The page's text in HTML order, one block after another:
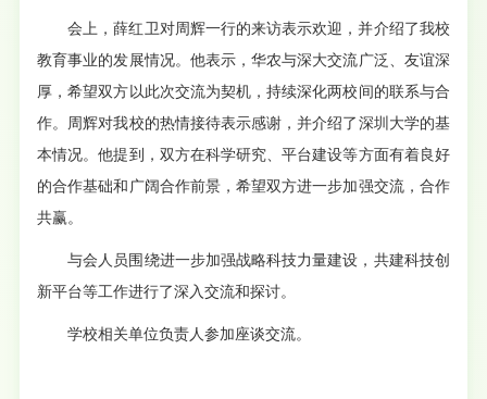
会上，薛红卫对周辉一行的来访表示欢迎，并介绍了我校
教育事业的发展情况。他表示，华农与深大交流广泛、友谊深
厚，希望双方以此次交流为契机，持续深化两校间的联系与合
作。周辉对我校的热情接待表示感谢，并介绍了深圳大学的基
本情况。他提到，双方在科学研究、平台建设等方面有着良好
的合作基础和广阔合作前景，希望双方进一步加强交流，合作
共赢。
与会人员围绕进一步加强战略科技力量建设，共建科技创
新平台等工作进行了深入交流和探讨。
学校相关单位负责人参加座谈交流。